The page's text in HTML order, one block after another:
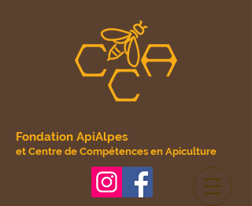
Fondation ApiAlpes
et Centre de Compétences en Apiculture